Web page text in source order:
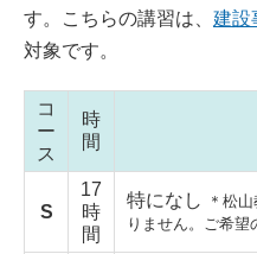
す。こちらの講習は、 建設
対象です。
コ
ー
ス
時
間
S
17
時
間
特になし
＊松
りません。ご希望